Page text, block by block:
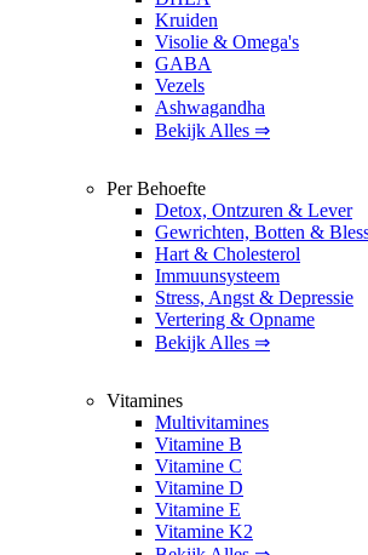
Kruiden
Visolie & Omega's
GABA
Vezels
Ashwagandha
Bekijk Alles ⇒
Per Behoefte
Detox, Ontzuren & Lever
Gewrichten, Botten &
Hart & Cholesterol
Immuunsysteem
Stress, Angst & Depressie
Vertering & Opname
Bekijk Alles ⇒
Vitamines
Multivitamines
Vitamine B
Vitamine C
Vitamine D
Vitamine E
Vitamine K2